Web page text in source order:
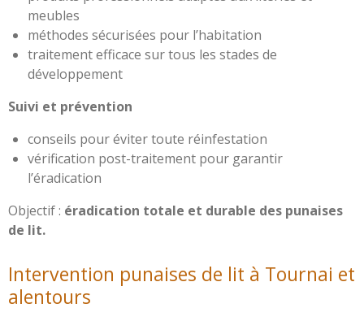
meubles
méthodes sécurisées pour l’habitation
traitement efficace sur tous les stades de
développement
Suivi et prévention
conseils pour éviter toute réinfestation
vérification post-traitement pour garantir
l’éradication
Objectif : éradication totale et durable des punaises
de lit.
Intervention punaises de lit à Tournai et
alentours